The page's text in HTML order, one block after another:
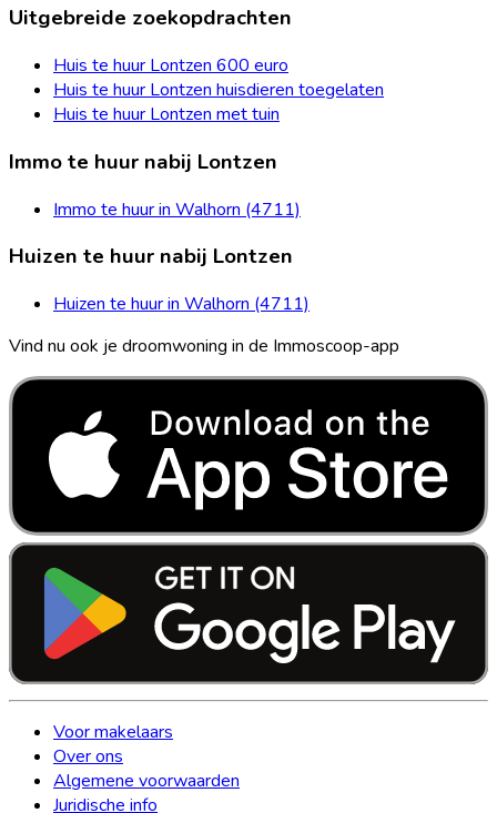
Uitgebreide zoekopdrachten
Huis te huur Lontzen 600 euro
Huis te huur Lontzen huisdieren toegelaten
Huis te huur Lontzen met tuin
Immo te huur nabij Lontzen
Immo te huur in Walhorn (4711)
Huizen te huur nabij Lontzen
Huizen te huur in Walhorn (4711)
Vind nu ook je droomwoning in de Immoscoop-app
Voor makelaars
Over ons
Algemene voorwaarden
Juridische info